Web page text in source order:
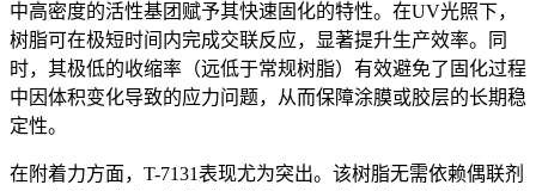
中高密度的活性基团赋予其快速固化的特性。在UV光照下，
树脂可在极短时间内完成交联反应，显著提升生产效率。同
时，其极低的收缩率（远低于常规树脂）有效避免了固化过程
中因体积变化导致的应力问题，从而保障涂膜或胶层的长期稳
定性。
在附着力方面， T-7131表现尤为突出。该树脂无需依赖偶联剂